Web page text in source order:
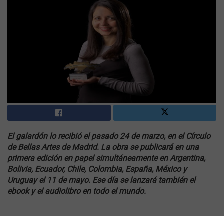
El galardón lo recibió el pasado 24 de marzo, en el Círculo
de Bellas Artes de Madrid. La obra se publicará en una
primera edición en papel simultáneamente en Argentina,
Bolivia, Ecuador, Chile, Colombia, España, México y
Uruguay el 11 de mayo. Ese día se lanzará también el
ebook y el audiolibro en todo el mundo.